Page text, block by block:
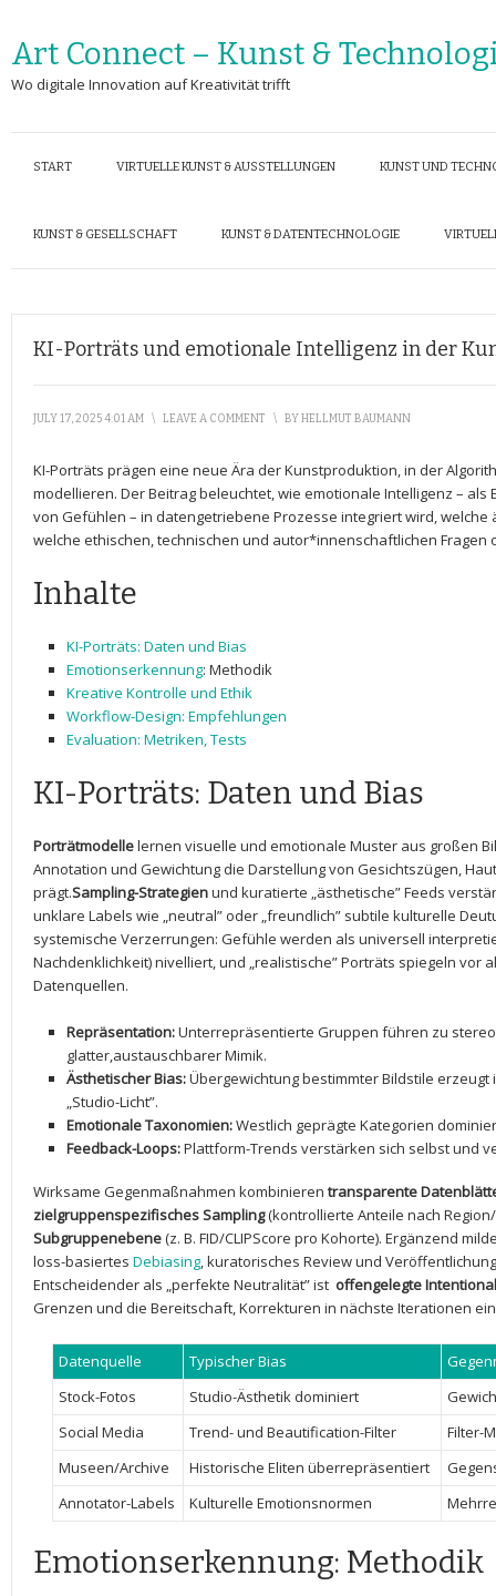
Art Connect – Kunst &
Wo digitale Innovation auf Kreativität trifft
START VIRTUELLE KUNST & AUSSTELLUNGEN KUNST UND
KUNST & GESELLSCHAFT KUNST & DATENTECHNOLOGIE
KI-Porträts und emotionale Intelligenz in der
JULY 17, 2025 4:01 AM \ LEAVE A COMMENT \ BYHELLMUT BAUMANN
KI-Porträts prägen eine neue Ära der Kunstproduktion, in der
modellieren. Der Beitrag ‌beleuchtet, ⁣wie emotionale Intelligenz – als
von​ Gefühlen – in datengetriebene Prozesse integriert wird,‌
welche ethischen,​ technischen und autor*innenschaftlichen Fragen
Inhalte
KI-Porträts: Daten und‍ Bias
Emotionserkennung:⁢ Methodik
Kreative Kontrolle und Ethik
Workflow-Design: Empfehlungen
Evaluation: Metriken, Tests
KI-Porträts: ‍Daten und Bias
Porträtmodellelernen visuelle und emotionale Muster aus großen
Annotation und Gewichtung die Darstellung von Gesichtszügen,
prägt.Sampling-Strategienund kuratierte ⁣„ästhetische” Feeds
unklare Labels wie „neutral” oder „freundlich” ⁢subtile kulturelle
systemische Verzerrungen: Gefühle werden als universell
Nachdenklichkeit) nivelliert, und „realistische” Porträts⁢ spiegeln vor
Datenquellen.
Repräsentation:Unterrepräsentierte Gruppen führen zu
glatter,austauschbarer Mimik.
Ästhetischer Bias:Übergewichtung bestimmter Bildstile
„Studio-Licht”.
Emotionale Taxonomien:Westlich geprägte Kategorien
Feedback-Loops:Plattform-Trends verstärken ⁤sich selbst‍ und
Wirksame Gegenmaßnahmen kombinieren transparente
zielgruppenspezifisches Sampling(kontrollierte Anteile nach
Subgruppenebene(z. B. FID/CLIPScore pro Kohorte). Ergänzend
loss-basiertes Debiasing, kuratorisches Review und
Entscheidender als „perfekte Neutralität” ist ‌ offengelegte
Grenzen und die Bereitschaft, Korrekturen in nächste Iterationen
Datenquelle Typischer Bias
Stock-Fotos
Studio-Ästhetik dominiert
Social Media
Trend- und Beautification-Filter
Filter-
Museen/Archive
Historische Eliten überrepräsentiert
Annotator-Labels
Kulturelle Emotionsnormen
Emotionserkennung: Methodik